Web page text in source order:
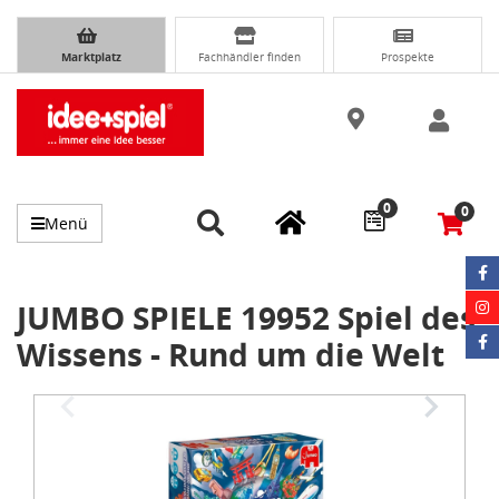
Marktplatz Fachhändler finden Prospekte
Menü
0 0
JUMBO SPIELE 19952 Spiel des
Wissens - Rund um die Welt